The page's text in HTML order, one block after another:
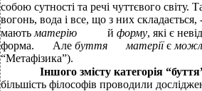
собою сутності та речі чуттєвого світу.
вогонь, вода і все, що з них складається,
мають матерію й форму, які є
форма.
Але буття матеріїє
“Метафізика”).
Іншого змісту категорія
більшість філософів проводили